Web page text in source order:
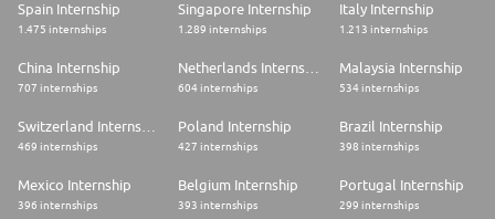
Spain Internship
1.475 internships
Singapore Internship
1.289 internships
Italy Internship
1.213 internships
China Internship
707 internships 604 internships
Malaysia Internship
534 internships
469 internships
Poland Internship
427 internships
Brazil Internship
398 internships
Mexico Internship
396 internships
Belgium Internship
393 internships
Portugal Internship
299 internships